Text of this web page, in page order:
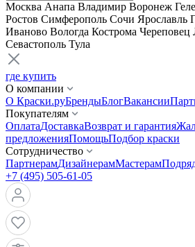
Москва Анапа Владимир Воронеж
Ростов Симферополь Сочи Ярославль
Иваново Вологда Кострома Череповец
Севастополь Тула
где купить
О компании
О Краски.руБрендыБлогВакансии
Покупателям
ОплатаДоставкаВозврат и гарантия
предложенияПомощьПодбор краски
Сотрудничество
ПартнерамДизайнерамМастерам
+7 (495) 505-61-05